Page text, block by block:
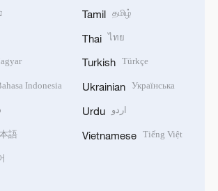
Indonesia
語
Tamil தமிழ்
Thai ไทย
Turkish Türkçe
Ukrainian Українська
Urdu اردو
Vietnamese Tiếng Việt